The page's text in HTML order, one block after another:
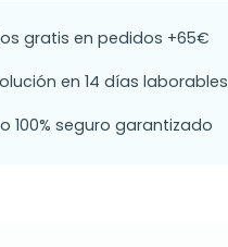
gratis en pedidos +65€
en 14 días laborables
100% seguro garantizado